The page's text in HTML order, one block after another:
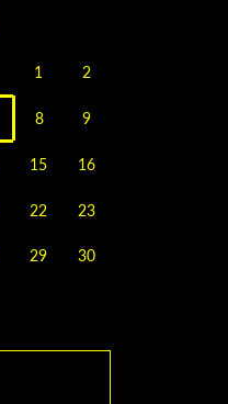
1 2
8 9
15 16
22 23
29 30